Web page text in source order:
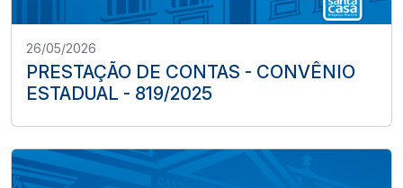
26/05/2026
PRESTAÇÃO DE CONTAS - CONVÊNIO
ESTADUAL - 819/2025